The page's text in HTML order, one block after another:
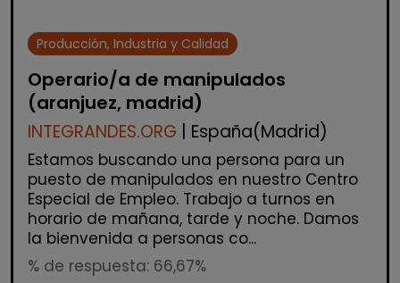
Producción, Industria y Calidad
Operario/a de manipulados
(aranjuez, madrid)
INTEGRANDES.ORG | España(Madrid)
Estamos buscando una persona para un
puesto de manipulados en nuestro Centro
Especial de Empleo. Trabajo a turnos en
horario de mañana, tarde y noche. Damos
la bienvenida a personas co...
% de respuesta: 66,67%